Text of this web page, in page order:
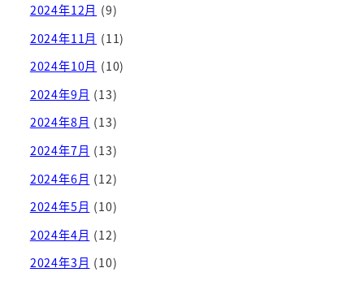
2024年12月 (9)
2024年11月 (11)
2024年10月 (10)
2024年9月 (13)
2024年8月 (13)
2024年7月 (13)
2024年6月 (12)
2024年5月 (10)
2024年4月 (12)
2024年3月 (10)